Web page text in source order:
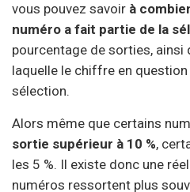
vous pouvez savoir à
numéro a fait partie de la
pourcentage de sorties, ainsi
laquelle le chiffre en
sélection.
Alors même que certains
sortie supérieur à 10 %,
les 5 %. Il existe donc une
numéros ressortent plus